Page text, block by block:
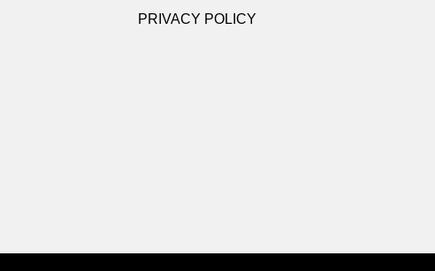
PRIVACY POLICY